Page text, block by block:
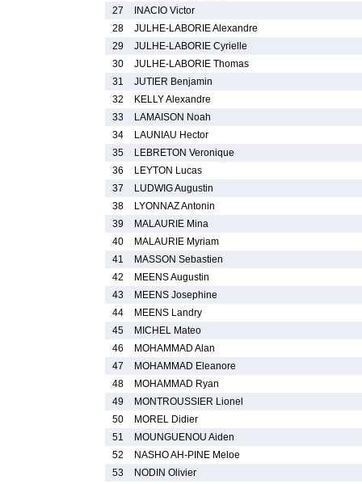
27
INACIO Victor
28
JULHE-LABORIE Alexandre
29
JULHE-LABORIE Cyrielle
30
JULHE-LABORIE Thomas
31
JUTIER Benjamin
32
KELLY Alexandre
33
LAMAISON Noah
34
LAUNIAU Hector
35
LEBRETON Veronique
36
LEYTON Lucas
37
LUDWIG Augustin
38
LYONNAZ Antonin
39
MALAURIE Mina
40
MALAURIE Myriam
41
MASSON Sebastien
42
MEENS Augustin
43
MEENS Josephine
44
MEENS Landry
45
MICHEL Mateo
46
MOHAMMAD Alan
47
MOHAMMAD Eleanore
48
MOHAMMAD Ryan
49
MONTROUSSIER Lionel
50
MOREL Didier
51
MOUNGUENOU Aiden
52
NASHO AH-PINE Meloe
53
NODIN Olivier